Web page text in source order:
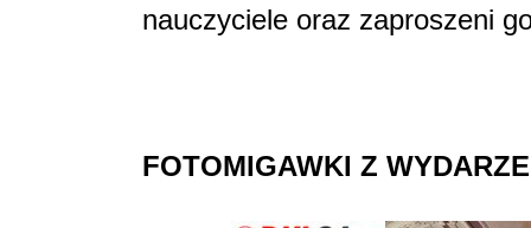
nauczyciele oraz zaproszeni
FOTOMIGAWKI Z